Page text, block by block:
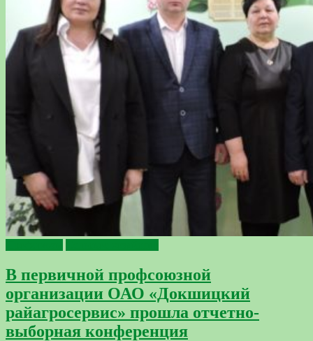
В первичной профсоюзной
организации ОАО «Докшицкий
райагросервис» прошла отчетно-
выборная конференция